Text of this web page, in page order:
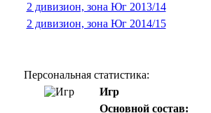
2 дивизион, зона Юг 2013/14
2 дивизион, зона Юг 2014/15
Персональная статистика:
Игр
Основной состав: